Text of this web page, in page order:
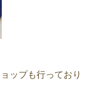
ップも行っており